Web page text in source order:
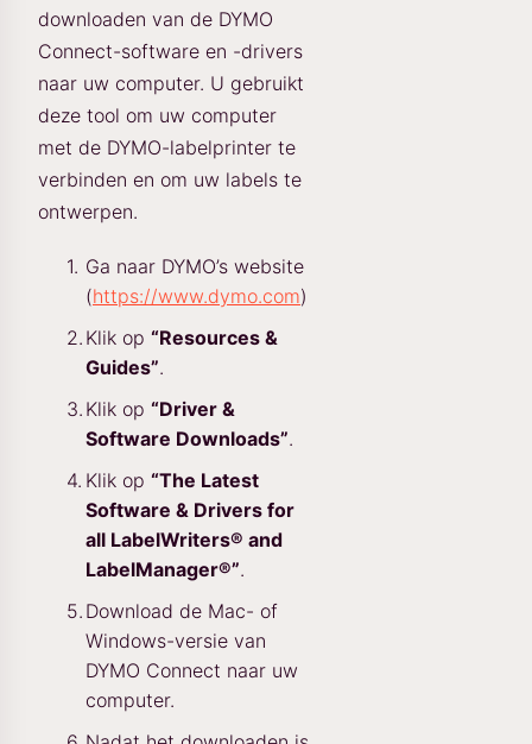
downloaden van de DYMO
Connect-software en -drivers
naar uw computer. U gebruikt
deze tool om uw computer
met de DYMO-labelprinter te
verbinden en om uw labels te
ontwerpen.
Ga naar DYMO’s website
(https://www.dymo.com)
Klik op “Resources &
Guides”.
Klik op “Driver &
Software Downloads”.
Klik op “The Latest
Software & Drivers for
all LabelWriters® and
LabelManager®”.
Download de Mac- of
Windows-versie van
DYMO Connect naar uw
computer.